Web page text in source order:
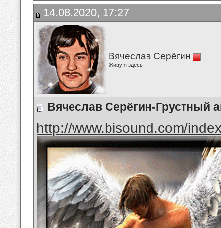
14.08.2020, 17:27
Вячеслав Серёгин
Живу я здесь
Вячеслав Серёгин-Грустный
http://www.bisound.com/